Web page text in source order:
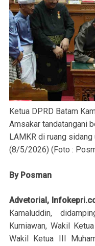
Ketua DPRD Batam
Amsakar tandatangani
LAMKR di ruang
(8/5/2026) (Foto :
By Posman
Advetorial,
Kamaluddin,
Kurniawan, Wakil
Wakil Ketua III